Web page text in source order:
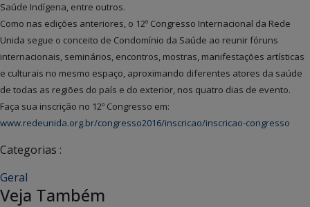
Saúde Indígena, entre outros.
Como nas edições anteriores, o 12º Congresso Internacional da Rede
Unida segue o conceito de Condomínio da Saúde ao reunir fóruns
internacionais, seminários, encontros, mostras, manifestações artísticas
e culturais no mesmo espaço, aproximando diferentes atores da saúde
de todas as regiões do país e do exterior, nos quatro dias de evento.
Faça sua inscrição no 12º Congresso em:
www.redeunida.org.br/congresso2016/inscricao/inscricao-congresso
Categorias :
Geral
Veja Também